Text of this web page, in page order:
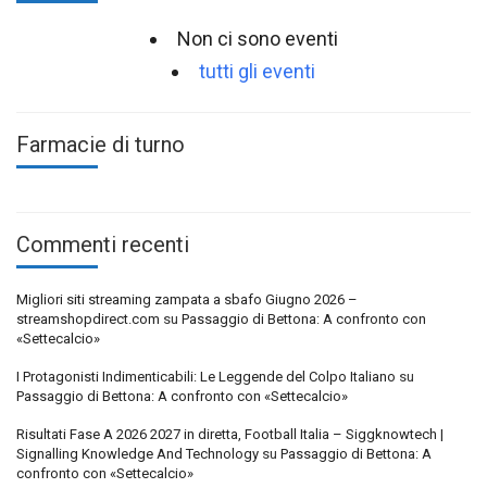
Non ci sono eventi
tutti gli eventi
Farmacie di turno
Commenti recenti
Migliori siti streaming zampata a sbafo Giugno 2026 –
streamshopdirect.com su Passaggio di Bettona: A confronto con
«Settecalcio»
I Protagonisti Indimenticabili: Le Leggende del Colpo Italiano su
Passaggio di Bettona: A confronto con «Settecalcio»
Risultati Fase A 2026 2027 in diretta, Football Italia – Siggknowtech |
Signalling Knowledge And Technology su Passaggio di Bettona: A
confronto con «Settecalcio»